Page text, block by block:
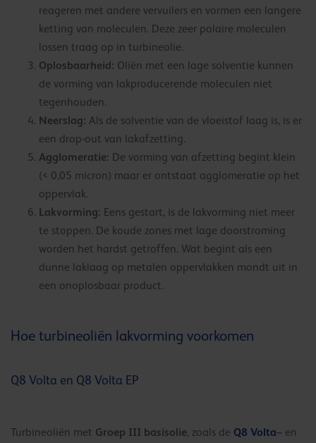
reageren met andere vervuilers en vormen een langere
ketting van moleculen. Deze zeer polaire moleculen
lossen traag op in turbineolie.
Oplosbaarheid: Oliën met een lage solventie kunnen
de vorming van lakproducerende moleculen niet
tegenhouden.
Neerslag: Als de solventie van de vloeistof laag is, is er
een drop-out van lakafzetting.
Agglomeratie: De vorming van afzetting begint klein
(< 0,05 micron) maar er ontstaat agglomeratie op het
oppervlak.
Lakvorming: Eens gestart, is de lakvorming niet meer
te stoppen. De koude zones met lage doorstroming
worden het hardst getroffen. Wat begint als een
dunne laklaag op metalen oppervlakken mondt uit in
een onoplosbaar product.
Hoe turbineoliën lakvorming voorkomen
Q8 Volta en Q8 Volta EP
Turbineoliën met Groep III basisolie, zoals de Q8 Volta– en